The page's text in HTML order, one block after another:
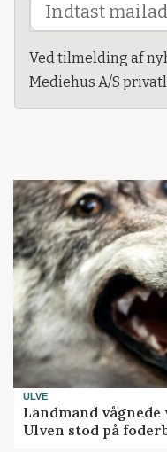
Ved tilmelding af
Mediehus A/S
ULVE
Landmand
Ulven stod på